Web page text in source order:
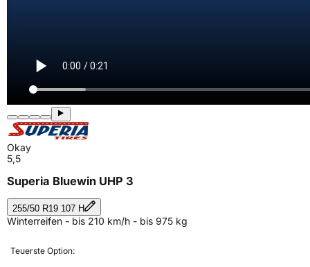
Okay
5,5
Superia Bluewin UHP 3
255/50 R19 107 H
Winterreifen - bis 210 km/h - bis 975 kg
Teuerste Option: